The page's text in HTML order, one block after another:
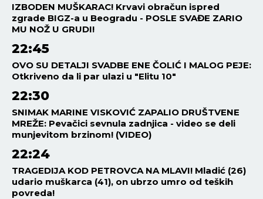
IZBODEN MUŠKARAC! Krvavi obračun ispred
zgrade BIGZ-a u Beogradu - POSLE SVAĐE ZARIO
MU NOŽ U GRUDI!
22:45
OVO SU DETALJI SVADBE ENE ČOLIĆ I MALOG PEJE:
Otkriveno da li par ulazi u "Elitu 10"
22:30
SNIMAK MARINE VISKOVIĆ ZAPALIO DRUŠTVENE
MREŽE: Pevačici sevnula zadnjica - video se deli
munjevitom brzinom! (VIDEO)
22:24
TRAGEDIJA KOD PETROVCA NA MLAVI! Mladić (26)
udario muškarca (41), on ubrzo umro od teških
povreda!